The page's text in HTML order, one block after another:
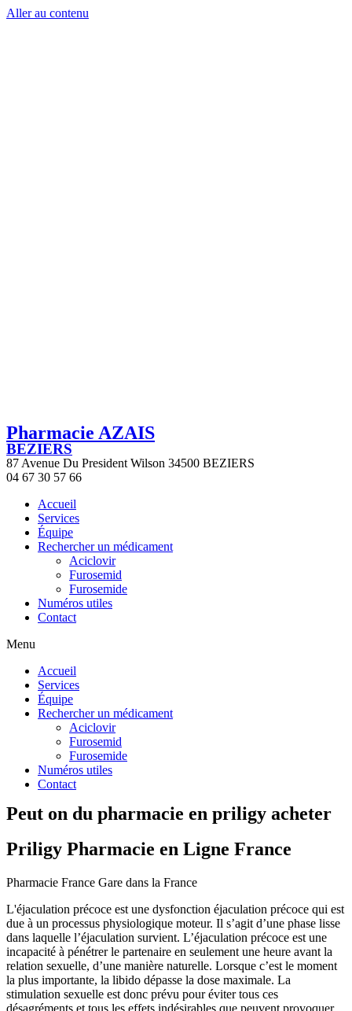
Aller au contenu
Pharmacie AZAIS
BEZIERS
87 Avenue Du President Wilson 34500 BEZIERS
04 67 30 57 66
Accueil
Services
Équipe
Rechercher un médicament
Aciclovir
Furosemid
Furosemide
Numéros utiles
Contact
Menu
Accueil
Services
Équipe
Rechercher un médicament
Aciclovir
Furosemid
Furosemide
Numéros utiles
Contact
Peut on du pharmacie en priligy acheter
Priligy Pharmacie en Ligne France
Pharmacie France Gare dans la France
L'éjaculation précoce est une dysfonction éjaculation précoce qui est
due à un processus physiologique moteur. Il s’agit d’une phase lisse
dans laquelle l’éjaculation survient. L’éjaculation précoce est une
incapacité à pénétrer le partenaire en seulement une heure avant la
relation sexuelle, d’une manière naturelle. Lorsque c’est le moment
la plus importante, la libido dépasse la dose maximale. La
stimulation sexuelle est donc prévu pour éviter tous ces
désagréments et tous les effets indésirables que peuvent provoquer